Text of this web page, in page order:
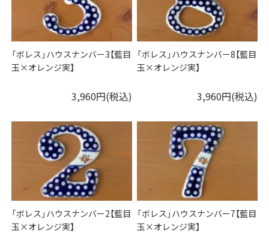
「ボレス」ハウスナンバー3【藍目
玉×オレンジ実】
3,960円(税込)
「ボレス」ハウスナンバー8【藍目
玉×オレンジ実】
3,960円(税込)
「ボレス」ハウスナンバー2【藍目
玉×オレンジ実】
「ボレス」ハウスナンバー7【藍目
玉×オレンジ実】